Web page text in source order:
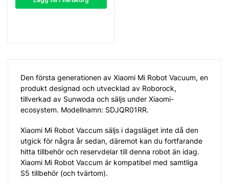
Den första generationen av Xiaomi Mi Robot Vacuum, en
produkt designad och utvecklad av Roborock,
tillverkad av Sunwoda och säljs under Xiaomi-
ecosystem. Modellnamn: SDJQR01RR.
Xiaomi Mi Robot Vaccum säljs i dagsläget inte då den
utgick för några år sedan, däremot kan du fortfarande
hitta tillbehör och reservdelar till denna robot än idag.
Xiaomi Mi Robot Vaccum är kompatibel med samtliga
S5 tillbehör (och tvärtom).